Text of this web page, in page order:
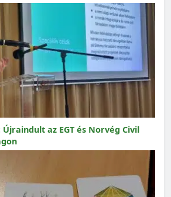
az EGT és Norvég Civil